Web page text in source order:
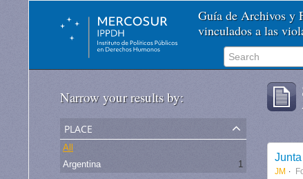
Guía de Archivos y
vinculados a las
Narrow your results by:
place
All
Argentina
1
JM